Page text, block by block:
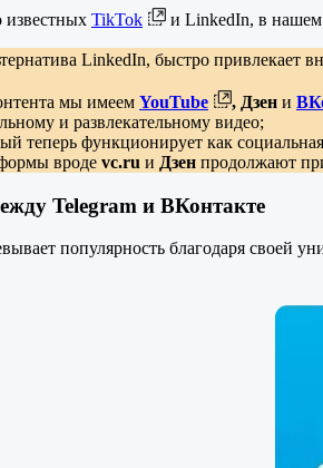
известных TikTok и LinkedIn, в
LinkedIn, быстро привлекает
мы имеем YouTube , Дзен и
и развлекательному видео;
теперь функционирует как
вроде vc.ru и Дзен продолжают
Telegram и ВКонтакте
популярность благодаря своей